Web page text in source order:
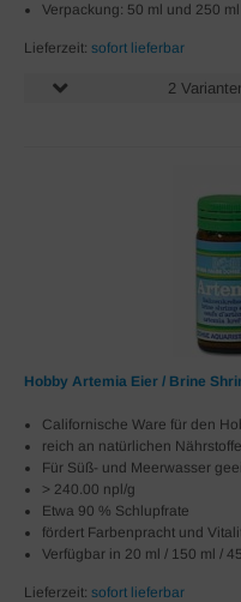
Verpackung: 50 ml und 250 ml
Lieferzeit: sofort lieferbar
2
Hobby Artemia Eier / Brine
Californische Ware für den
reich an natürlichen
Für Süß- und Meerwasser
> 240.00 npl/g
Etwa 90 % Schlupfrate
fördert Farbenpracht und
Verfügbar in 20 ml / 150 ml /
Lieferzeit: sofort lieferbar